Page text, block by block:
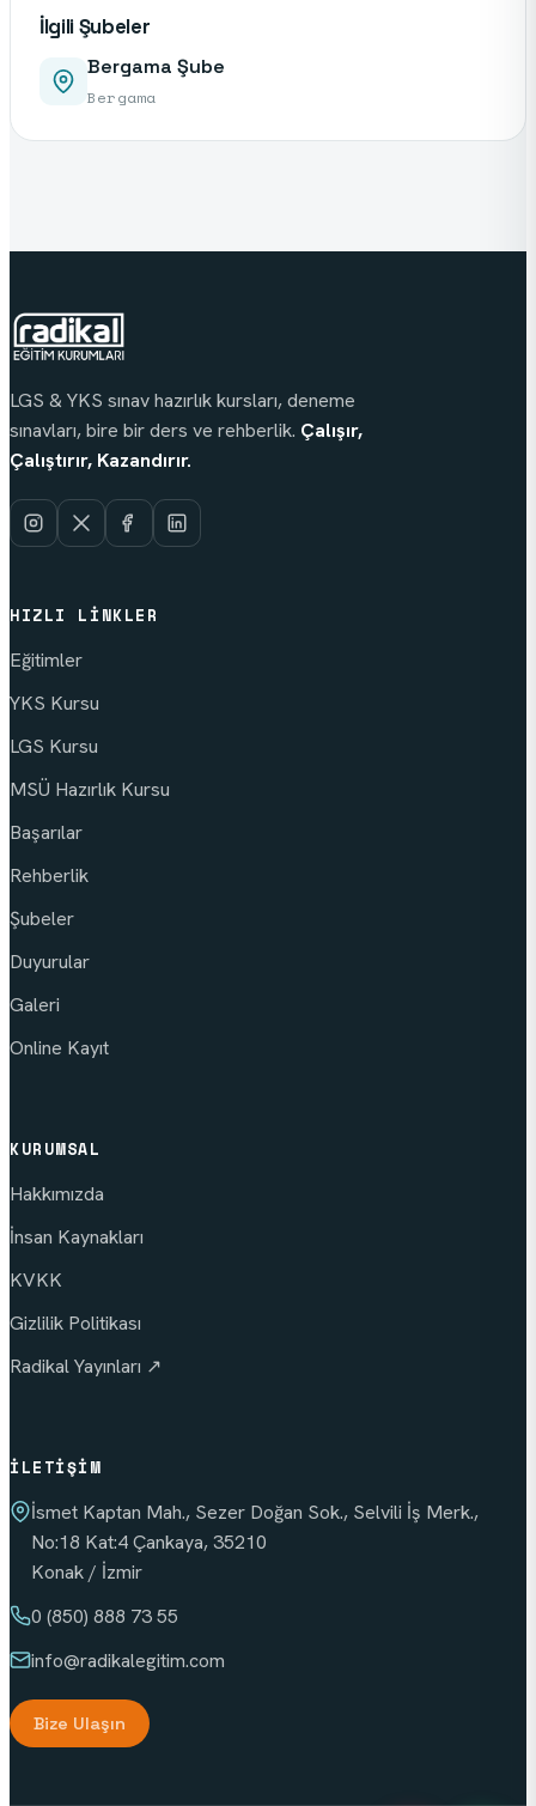
İlgili Şubeler
Bergama Şube
Bergama
LGS & YKS sınav hazırlık kursları, deneme
sınavları, bire bir ders ve rehberlik. Çalışır,
Çalıştırır, Kazandırır.
HIZLI LINKLER
Eğitimler
YKS Kursu
LGS Kursu
MSÜ Hazırlık Kursu
Başarılar
Rehberlik
Şubeler
Duyurular
Galeri
Online Kayıt
KURUMSAL
Hakkımızda
İnsan Kaynakları
KVKK
Gizlilik Politikası
Radikal Yayınları ↗
İLETIŞIM
İsmet Kaptan Mah., Sezer Doğan Sok., Selvili İş Merk.,
No:18 Kat:4 Çankaya, 35210
Konak / İzmir
0 (850) 888 73 55
info@radikalegitim.com
Bize Ulaşın